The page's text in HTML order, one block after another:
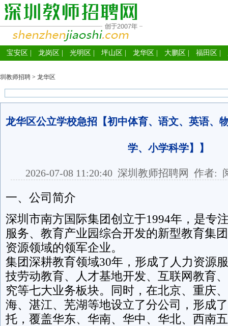
宝安区 龙岗区 光明区 坪山区 龙华区 大鹏区 福田区
圳教师招聘 > 龙华区
龙华区公立学校急招【初中体育、语文、英语、
学、小学科学】】
2026-07-08 11:20:40 深圳教师招聘网 作者:
一、公司简介
深圳市南方国际集团创立于1994年，是专
服务、教育产业园综合开发的新型教育集
资源领域的领军企业。
集团深耕教育领域30年，形成了人力资源
技劳动教育、人才基地开发、互联网教育
究等七大业务板块。同时，在北京、重庆
海、湛江、芜湖等地设立了分公司，形成
托，覆盖华东、华南、华中、华北、西南